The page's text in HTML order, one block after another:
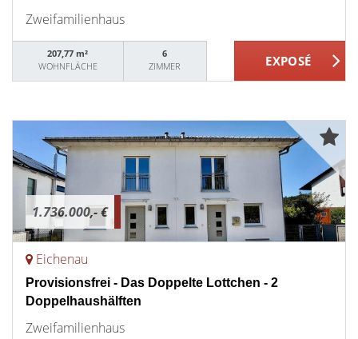
Zweifamilienhaus
207,77 m²
WOHNFLÄCHE
6
ZIMMER
1.736.000,- €
Eichenau
Provisionsfrei - Das Doppelte Lottchen - 2
Doppelhaushälften
Zweifamilienhaus